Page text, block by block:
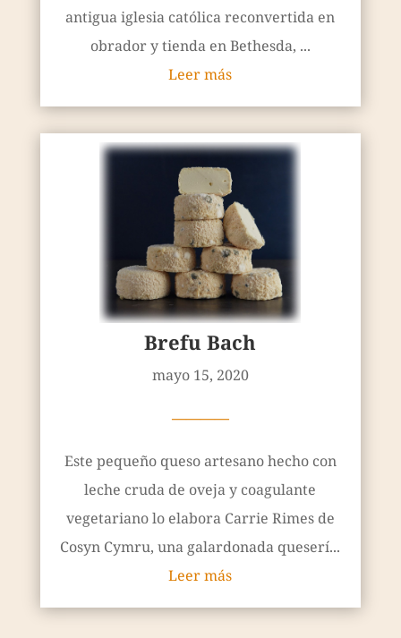
antigua iglesia católica reconvertida en
obrador y tienda en Bethesda, ...
Leer más
Brefu Bach
mayo 15, 2020
————
Este pequeño queso artesano hecho con
leche cruda de oveja y coagulante
vegetariano lo elabora Carrie Rimes de
Cosyn Cymru, una galardonada queserí...
Leer más